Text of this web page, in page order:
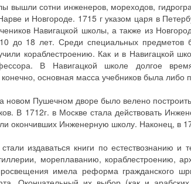
вышли сотни инженеров, мореходов,
и Новгороде. 1715 г указом царя в
Навигацкой школы, а также из
до 18 лет. Среди специальных предметов
кораблестроению. Как и в Навигацкой
В Навигацкой школе долгое
основная масса учебников была либо
новом Пушечном дворе было велено
В 1712г. в Москве стала действовать
окончивших Инженерную школу. Наконец, в
издаваться книги по естествознанию и
мореплаванию, кораблестроению,
имела реформа гражданского